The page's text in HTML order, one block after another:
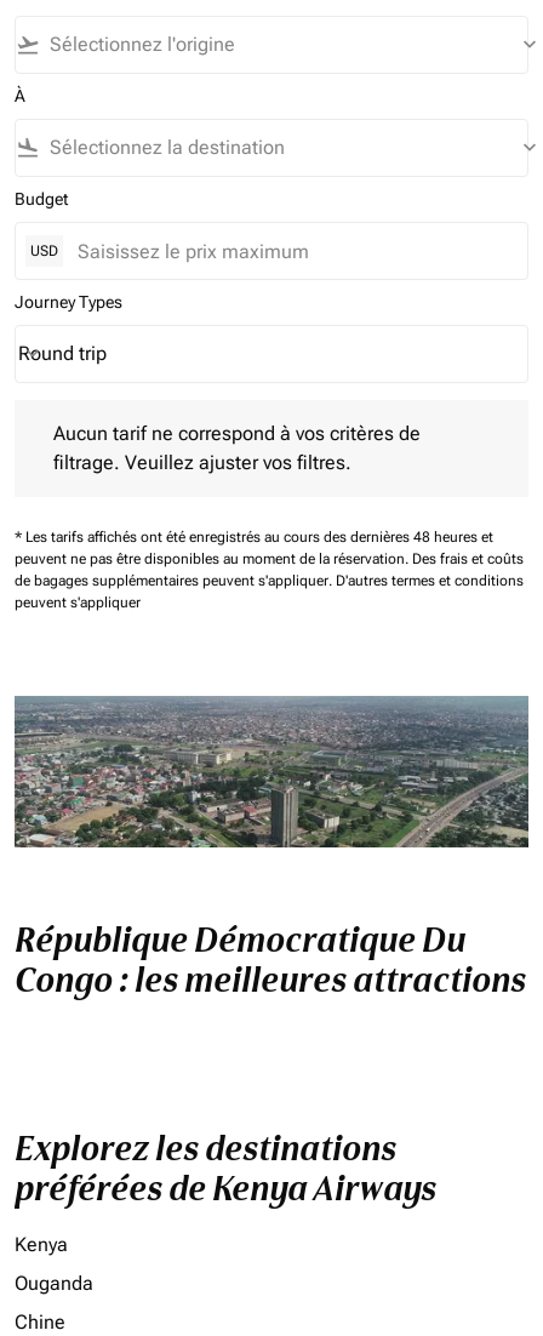
flight_takeoff keyboard_arrow_down
À
flight_land keyboard_arrow_down
Budget
USD
Journey Types
Journey Types option Round trip Selected
Round trip
keyboard_arrow_down
Aucun tarif ne correspond à vos critères de
filtrage. Veuillez ajuster vos filtres.
* Les tarifs affichés ont été enregistrés au cours des dernières 48 heures et
peuvent ne pas être disponibles au moment de la réservation. Des frais et coûts
de bagages supplémentaires peuvent s'appliquer. D'autres termes et conditions
peuvent s'appliquer
République Démocratique Du
Congo : les meilleures attractions
Explorez les destinations
préférées de Kenya Airways
Kenya
Ouganda
Chine